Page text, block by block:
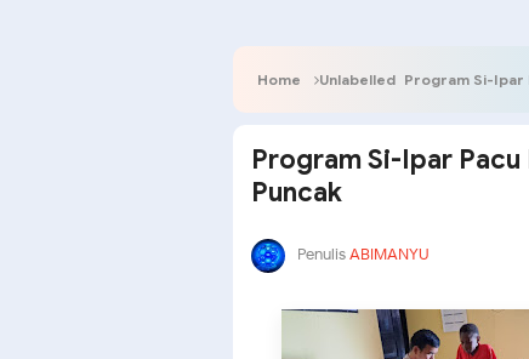
Home Unlabelled Program Si-Ipar
Program Si-Ipar
Puncak
PenulisABIMANYU